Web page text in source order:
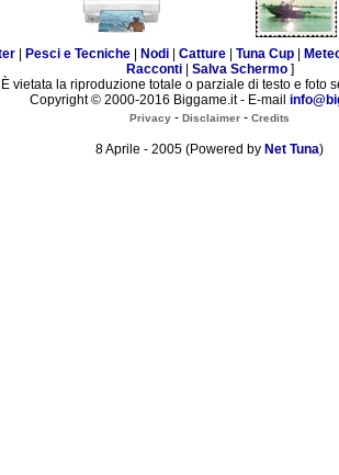
Pesci e Tecniche Nodi Catture Tuna Cup
Racconti| Salva Schermo]
vietata la riproduzione totale o parziale di testo e foto
Copyright © 2000-2016 Biggame.it - E-mail
Privacy - Disclaimer - Credits
8 Aprile - 2005 (Powered by Net Tuna)